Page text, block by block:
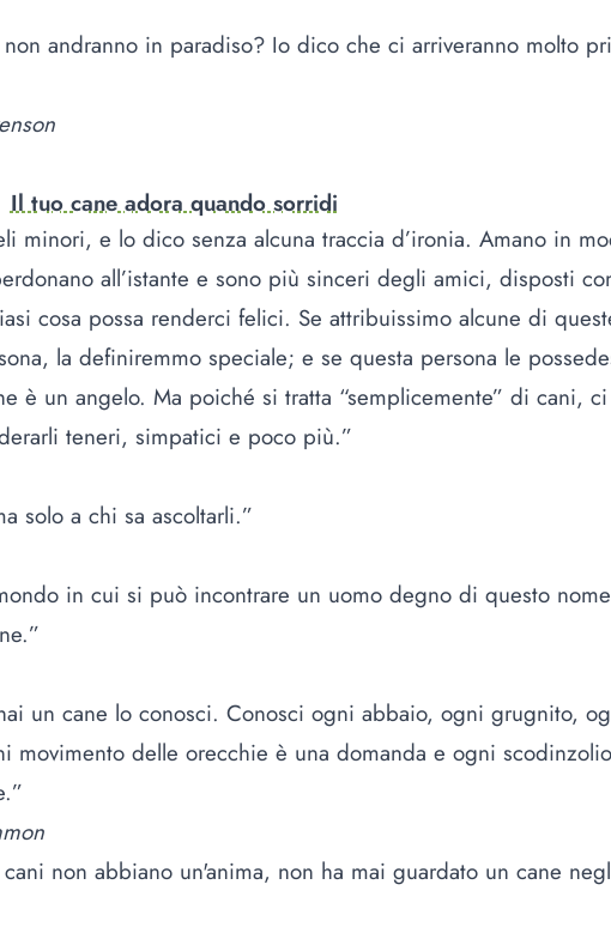
andranno in paradiso? Io dico che ci arriveranno molto
Il tuo cane adora quando sorridi
minori, e lo dico senza alcuna traccia d’ironia. Amano in
all’istante e sono più sinceri degli amici, disposti
cosa possa renderci felici. Se attribuissimo alcune di
la definiremmo speciale; e se questa persona le
è un angelo. Ma poiché si tratta “semplicemente” di cani, ci
teneri, simpatici e poco più.”
solo a chi sa ascoltarli.”
in cui si può incontrare un uomo degno di questo
un cane lo conosci. Conosci ogni abbaio, ogni grugnito,
movimento delle orecchie è una domanda e ogni
non abbiano un'anima, non ha mai guardato un cane